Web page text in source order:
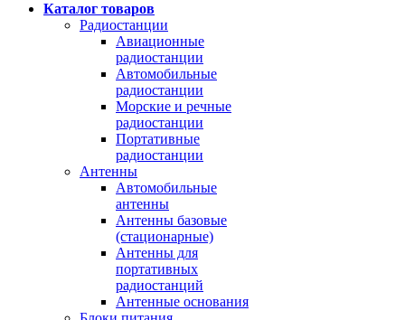
Каталог товаров
Радиостанции
Авиационные
радиостанции
Автомобильные
радиостанции
Морские и речные
радиостанции
Портативные
радиостанции
Антенны
Автомобильные
антенны
Антенны базовые
(стационарные)
Антенны для
портативных
радиостанций
Антенные основания